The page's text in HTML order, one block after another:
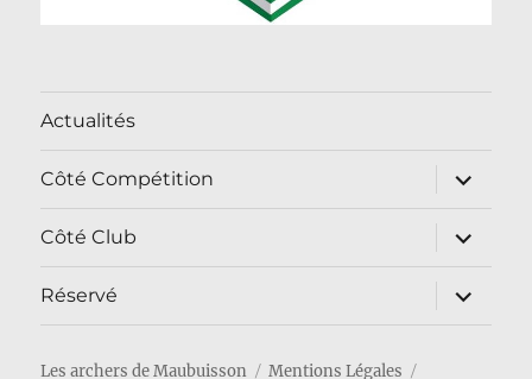
Actualités
Côté Compétition
ouvrir
le
sous-
menu
Côté Club
ouvrir
le
sous-
menu
Réservé
ouvrir
le
sous-
Les archers de Maubuisson Mentions Légales